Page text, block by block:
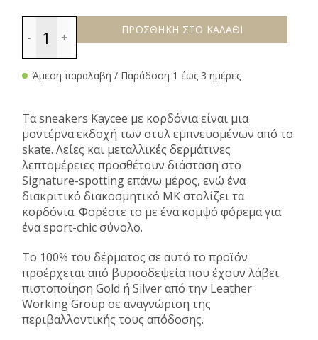
ΠΡΟΣΘΗΚΗ ΣΤΟ ΚΑΛΑΘΙ
Άμεση παραλαβή / Παράδοση 1 έως 3 ημέρες
Τα sneakers Kaycee με κορδόνια είναι μια
μοντέρνα εκδοχή των στυλ εμπνευσμένων από το
skate. Λείες και μεταλλικές δερμάτινες
λεπτομέρειες προσθέτουν διάσταση στο
Signature-spotting επάνω μέρος, ενώ ένα
διακριτικό διακοσμητικό MK στολίζει τα
κορδόνια. Φορέστε το με ένα κομψό φόρεμα για
ένα sport-chic σύνολο.
Το 100% του δέρματος σε αυτό το προϊόν
προέρχεται από βυρσοδεψεία που έχουν λάβει
πιστοποίηση Gold ή Silver από την Leather
Working Group σε αναγνώριση της
περιβαλλοντικής τους απόδοσης.